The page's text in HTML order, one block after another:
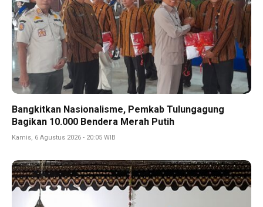
Bangkitkan Nasionalisme, Pemkab Tulungagung
Bagikan 10.000 Bendera Merah Putih
Kamis, 6 Agustus 2026 - 20:05 WIB